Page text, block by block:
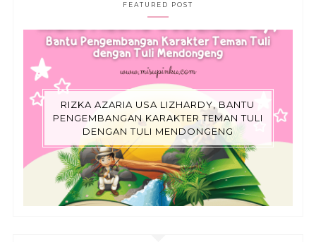
FEATURED POST
RIZKA AZARIA USA LIZHARDY, BANTU
PENGEMBANGAN KARAKTER TEMAN TULI
DENGAN TULI MENDONGENG